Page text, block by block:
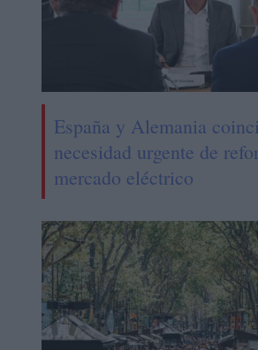
España y Alemania
necesidad urgente de
mercado eléctrico